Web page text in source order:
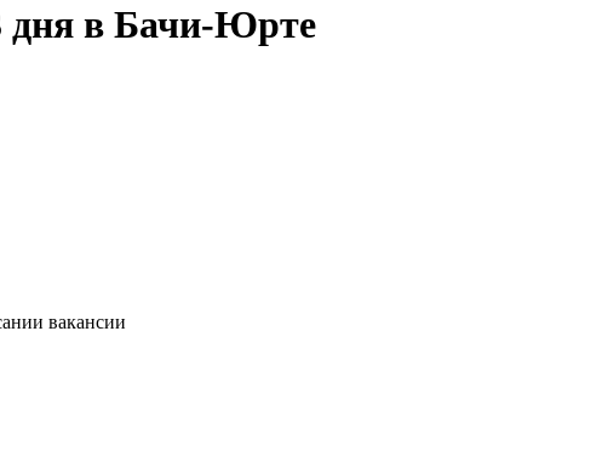
дня в Бачи-Юрте
вакансии